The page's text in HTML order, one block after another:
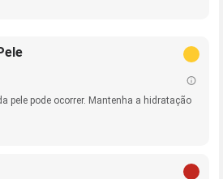
pele pode ocorrer. Mantenha a hidratação